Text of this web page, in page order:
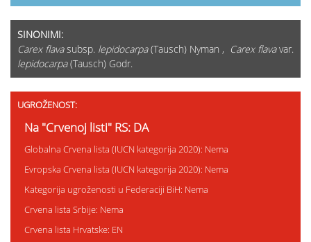
SINONIMI:
Carex flavasubsp. lepidocarpa(Tausch) Nyman , Carex flavavar.
lepidocarpa(Tausch) Godr.
UGROŽENOST:
Na "Crvenoj listi" RS: DA
Globalna Crvena lista (IUCN kategorija 2020): Nema
Evropska Crvena lista (IUCN kategorija 2020): Nema
Kategorija ugroženosti u Federaciji BiH: Nema
Crvena lista Srbije: Nema
Crvena lista Hrvatske: EN